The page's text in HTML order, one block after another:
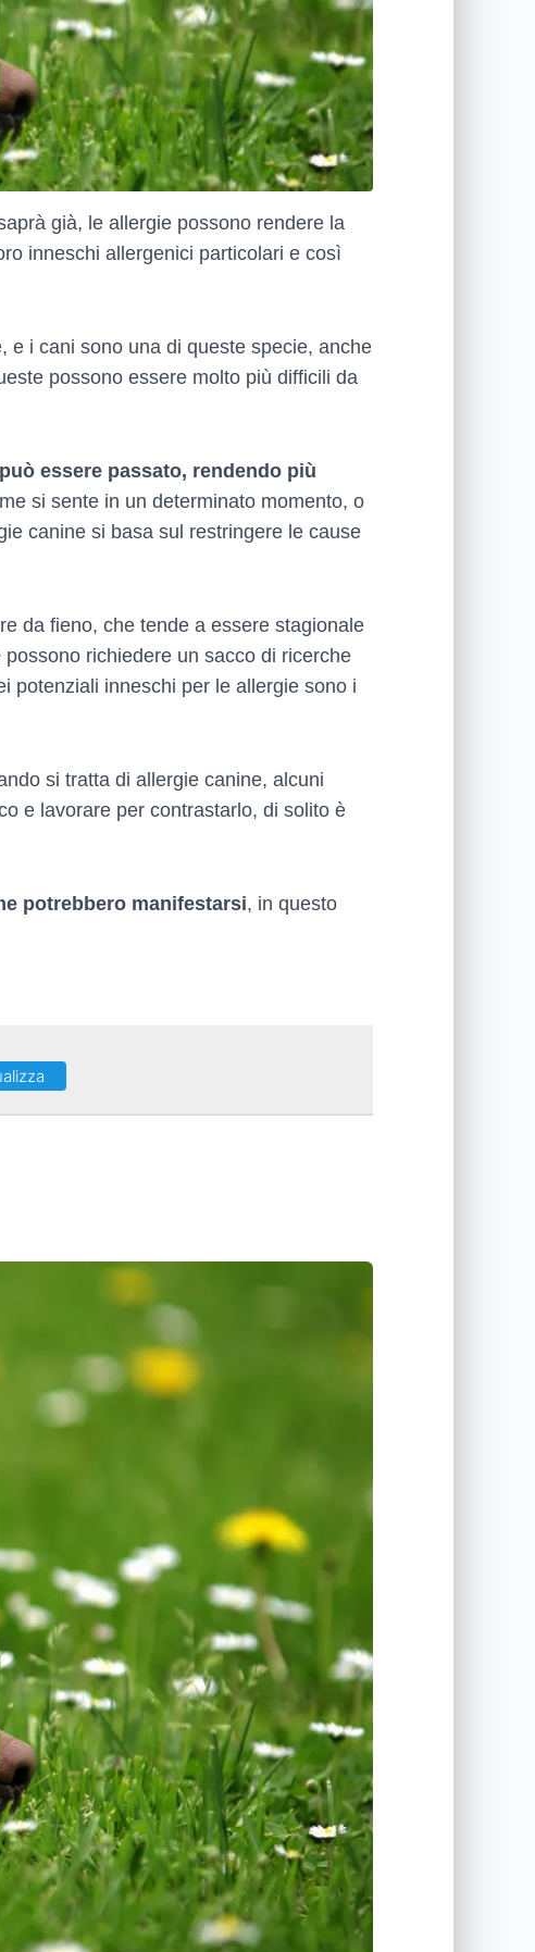
già, le allergie possono rendere la
inneschi allergenici particolari e così
e i cani sono una di queste specie, anche
possono essere molto più difficili da
essere passato, rendendo più
si sente in un determinato momento, o
canine si basa sul restringere le cause
da fieno, che tende a essere stagionale
richiedere un sacco di ricerche
potenziali inneschi per le allergie sono i
si tratta di allergie canine, alcuni
e lavorare per contrastarlo, di solito è
potrebbero manifestarsi, in questo